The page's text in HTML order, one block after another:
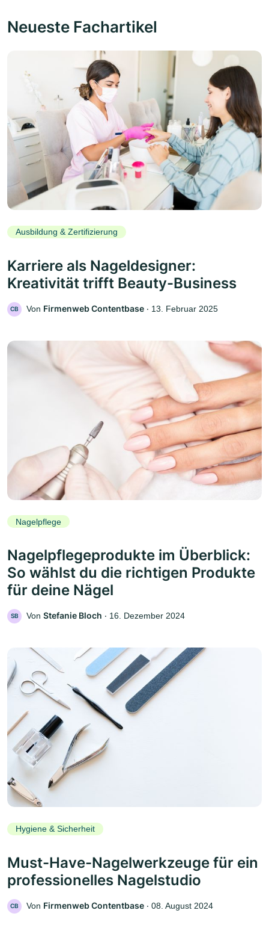
Neueste Fachartikel
Ausbildung & Zertifizierung
Karriere als Nageldesigner:
Kreativität trifft Beauty-Business
CB Von Firmenweb Contentbase ‧ 13. Februar 2025
Nagelpflege
Nagelpflegeprodukte im Überblick:
So wählst du die richtigen Produkte
für deine Nägel
SB Von Stefanie Bloch ‧ 16. Dezember 2024
Hygiene & Sicherheit
Must-Have-Nagelwerkzeuge für ein
professionelles Nagelstudio
CB Von Firmenweb Contentbase ‧ 08. August 2024